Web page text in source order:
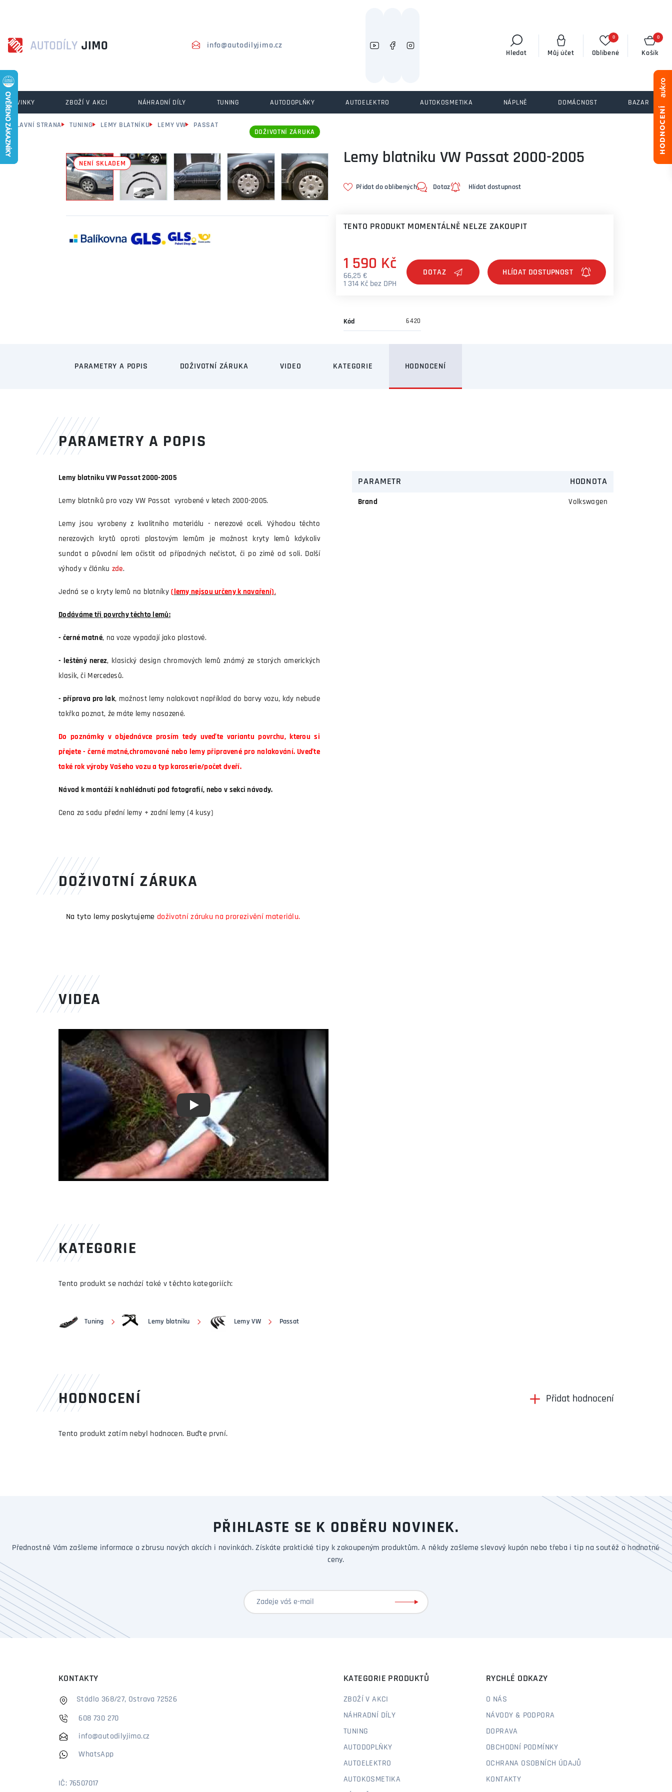
info@autodilyjimo.cz
Hledat Můj účet
0
Oblíbené
0
Košík
NOVINKY ZBOŽÍ V AKCI NÁHRADNÍ DÍLY TUNING AUTODOPLŇKY AUTOELEKTRO AUTOKOSMETIKA NÁPLNĚ DOMÁCNOST BAZAR
HLAVNÍ STRANA TUNING LEMY BLATNÍKU LEMY VW PASSAT
NENÍ SKLADEM
DOŽIVOTNÍ ZÁRUKA
Lemy blatniku VW Passat 2000-2005
Přidat do oblíbených Dotaz Hlídat dostupnost
TENTO PRODUKT MOMENTÁLNĚ NELZE ZAKOUPIT
1 590 Kč
66,25 €
1 314 Kč bez DPH
DOTAZ
Kód 6420
PARAMETRY A POPIS DOŽIVOTNÍ ZÁRUKA VIDEO KATEGORIE HODNOCENÍ
PARAMETRY A POPIS
Lemy blatniku VW Passat 2000-2005
Lemy blatníků pro vozy VW Passat vyrobené v letech 2000-2005.
Lemy jsou vyrobeny z kvalitního materiálu - nerezové oceli. Výhodou těchto
nerezových krytů oproti plastovým lemům je možnost kryty lemů kdykoliv
sundat a původní lem očistit od případných nečistot, či po zimě od soli. Další
výhody v článku zde.
Jedná se o kryty lemů na blatníky(lemy nejsou určeny k navaření).
Dodáváme tři povrchy těchto lemů:
- černé matné, na voze vypadají jako plastové.
- leštěný nerez, klasický design chromových lemů známý ze starých amerických
klasik, či Mercedesů.
- příprava pro lak, možnost lemy nalakovat například do barvy vozu, kdy nebude
takřka poznat, že máte lemy nasazené.
Do poznámky v objednávce prosím tedy uveďte variantu povrchu, kterou si
přejete - černé matné,chromované nebo lemy připravené pro nalakování. Uveďte
také rok výroby Vašeho vozu a typ karoserie/počet dveří.
Návod k montáží k nahlédnutí pod fotografií, nebo v sekci návody.
Cena za sadu přední lemy + zadní lemy (4 kusy)
PARAMETR HODNOTA
Brand Volkswagen
DOŽIVOTNÍ ZÁRUKA
Na tyto lemy poskytujeme doživotní záruku na prorezivění materiálu.
VIDEA
Youtube video
KATEGORIE
Tento produkt se nachází také v těchto kategoriích:
Tuning Lemy blatníku Lemy VW Passat
HODNOCENÍ Přidat hodnocení
Tento produkt zatím nebyl hodnocen. Buďte první.
PŘIHLASTE SE K ODBĚRU NOVINEK.
Přednostně Vám zašleme informace o zbrusu nových akcích i novinkách. Získáte praktické tipy k zakoupeným produktům. A někdy zašleme slevový kupón nebo třeba i tip na soutěž o hodnotné
ceny.
KONTAKTY
Stádlo 368/27, Ostrava 72526
608 730 270
info@autodilyjimo.cz
WhatsApp
IČ: 76507017
KATEGORIE PRODUKTŮ
ZBOŽÍ V AKCI
NÁHRADNÍ DÍLY
TUNING
AUTODOPLŇKY
AUTOELEKTRO
AUTOKOSMETIKA
RYCHLÉ ODKAZY
O NÁS
NÁVODY & PODPORA
DOPRAVA
OBCHODNÍ PODMÍNKY
OCHRANA OSOBNÍCH ÚDAJŮ
KONTAKTY
Můžeme vám pomoci něco najít?